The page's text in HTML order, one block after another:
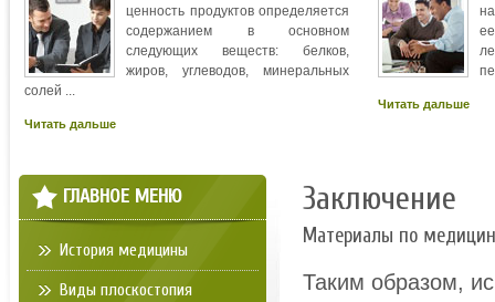
ценность продуктов определяется
содержанием в основном
следующих веществ: белков,
жиров, углеводов, минеральных
солей ...
Читать дальше
Читать дальше
Заключение
Материалы по
Таким образом,
ГЛАВНОЕ МЕНЮ
История медицины
Виды плоскостопия